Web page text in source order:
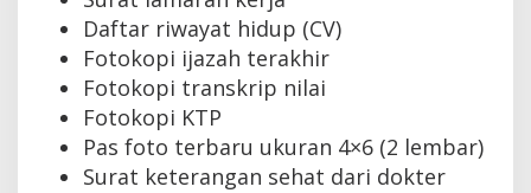
Daftar riwayat hidup (CV)
Fotokopi ijazah terakhir
Fotokopi transkrip nilai
Fotokopi KTP
Pas foto terbaru ukuran 4×6 (2 lembar)
Surat keterangan sehat dari dokter